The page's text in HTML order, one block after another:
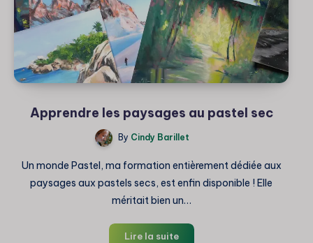
Apprendre les paysages au pastel sec
By Cindy Barillet
Un monde Pastel, ma formation entièrement dédiée aux
paysages aux pastels secs, est enfin disponible ! Elle
méritait bien un…
Lire la suiteApprendre